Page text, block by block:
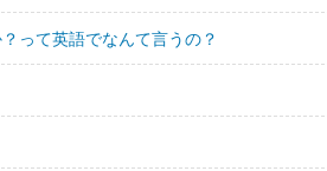
って英語でなんて言うの？